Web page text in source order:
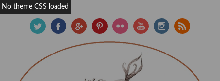
No theme CSS loaded